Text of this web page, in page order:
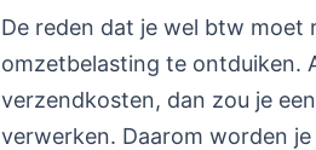
De reden dat je wel btw moet
omzetbelasting te ontduiken.
verzendkosten, dan zou je
verwerken. Daarom worden